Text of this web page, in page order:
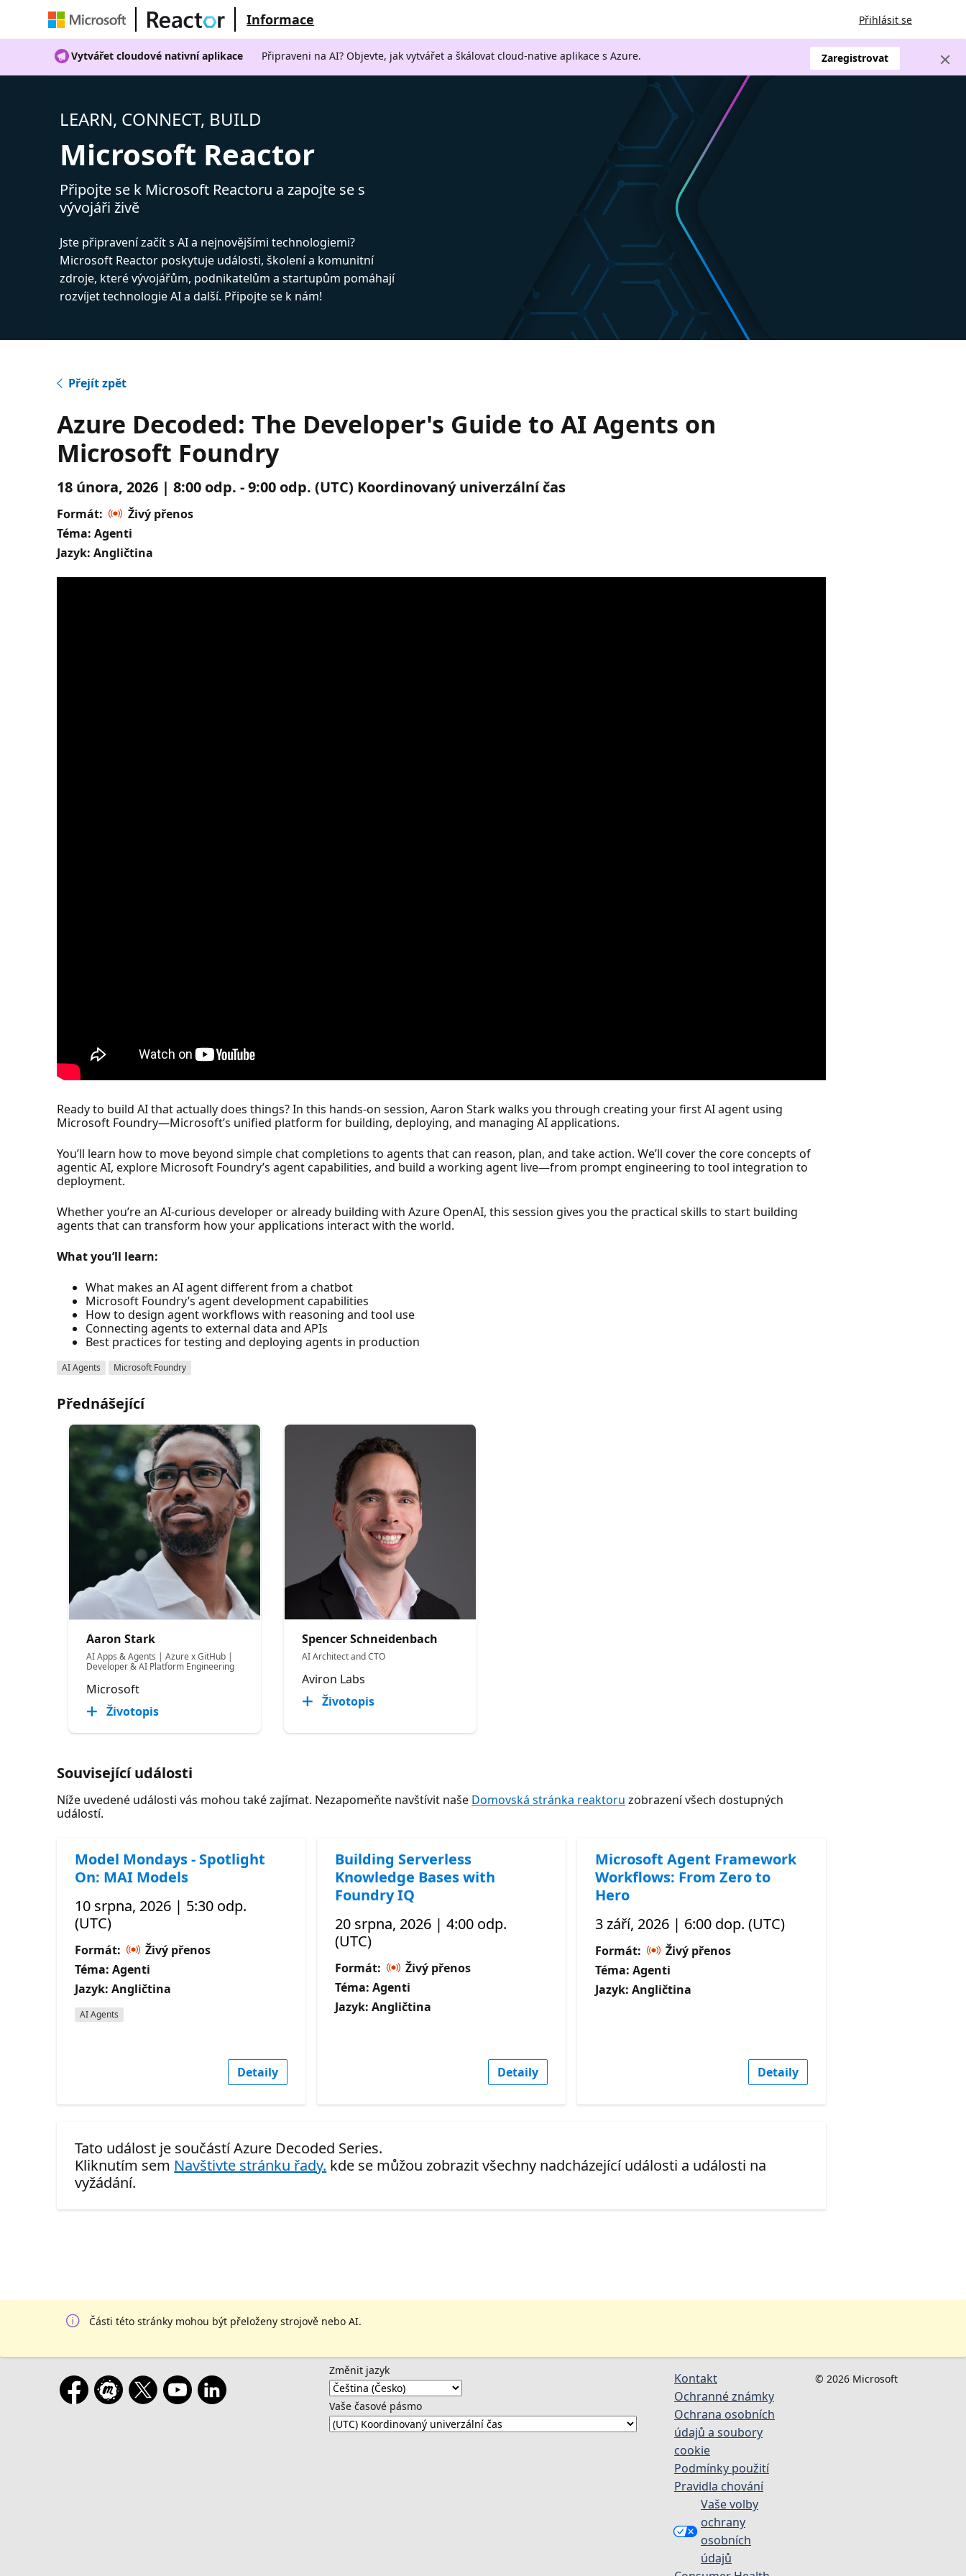
Informace Přihlásit se
Vytvářet cloudové nativní aplikace Připraveni na AI? Objevte, jak vytvářet a škálovat cloud-native aplikace s Azure. Zaregistrovat
LEARN, CONNECT, BUILD
Microsoft Reactor
Připojte se k Microsoft Reactoru a zapojte se s
vývojáři živě
Jste připravení začít s AI a nejnovějšími technologiemi?
Microsoft Reactor poskytuje události, školení a komunitní
zdroje, které vývojářům, podnikatelům a startupům pomáhají
rozvíjet technologie AI a další. Připojte se k nám!
Přejít zpět
Azure Decoded: The Developer's Guide to AI Agents on
Microsoft Foundry
18 února, 2026 | 8:00 odp. - 9:00 odp. (UTC) Koordinovaný univerzální čas
Formát:
Živý přenos
Téma: Agenti
Jazyk: Angličtina
Ready to build AI that actually does things? In this hands-on session, Aaron Stark walks you through creating your first AI agent using
Microsoft Foundry—Microsoft’s unified platform for building, deploying, and managing AI applications.
You’ll learn how to move beyond simple chat completions to agents that can reason, plan, and take action. We’ll cover the core concepts of
agentic AI, explore Microsoft Foundry’s agent capabilities, and build a working agent live—from prompt engineering to tool integration to
deployment.
Whether you’re an AI-curious developer or already building with Azure OpenAI, this session gives you the practical skills to start building
agents that can transform how your applications interact with the world.
What you’ll learn:
What makes an AI agent different from a chatbot
Microsoft Foundry’s agent development capabilities
How to design agent workflows with reasoning and tool use
Connecting agents to external data and APIs
Best practices for testing and deploying agents in production
AI Agents Microsoft Foundry
Přednášející
Aaron Stark
AI Apps & Agents | Azure x GitHub |
Developer & AI Platform Engineering
Microsoft
Životopis
Spencer Schneidenbach
AI Architect and CTO
Aviron Labs
Životopis
Související události
Níže uvedené události vás mohou také zajímat. Nezapomeňte navštívit naše Domovská stránka reaktoru zobrazení všech dostupných
událostí.
Model Mondays - Spotlight
On: MAI Models
10 srpna, 2026 | 5:30 odp.
(UTC)
Formát:
Živý přenos
Téma: Agenti
Jazyk: Angličtina
AI Agents
Detaily
Building Serverless
Knowledge Bases with
Foundry IQ
20 srpna, 2026 | 4:00 odp.
(UTC)
Formát:
Živý přenos
Téma: Agenti
Jazyk: Angličtina
Detaily
Microsoft Agent Framework
Workflows: From Zero to
Hero
3 září, 2026 | 6:00 dop. (UTC)
Formát:
Živý přenos
Téma: Agenti
Jazyk: Angličtina
Detaily
Tato událost je součástí Azure Decoded Series.
Kliknutím sem Navštivte stránku řady. kde se můžou zobrazit všechny nadcházející události a události na
vyžádání.
Části této stránky mohou být přeloženy strojově nebo AI.
Změnit jazyk
Vaše časové pásmo
Kontakt
Ochranné známky
Ochrana osobních
údajů a soubory
cookie
Podmínky použití
Pravidla chování
Vaše volby
ochrany
osobních
údajů
© 2026 Microsoft